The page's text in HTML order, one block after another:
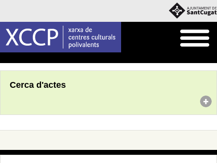
Cerca d'actes